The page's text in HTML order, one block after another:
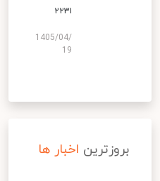
۲۲۳۱
1405/04/
19
بروزترین اخبار ها